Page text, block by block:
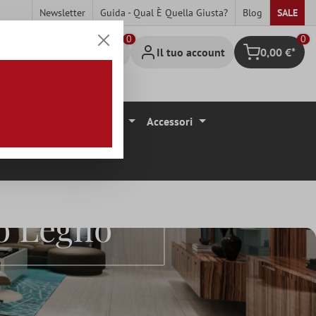
Newsletter Guida - Qual È Quella Giusta? Blog SALE
Il tuo account Carrello degli
0
0,00 €*
Accessori
Legno